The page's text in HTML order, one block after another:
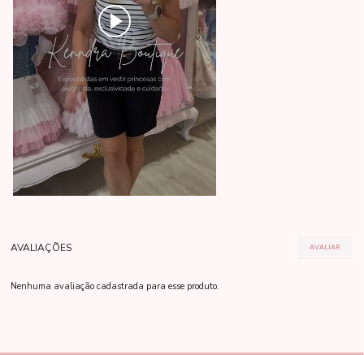
Nenhuma avaliação cadastrada para esse produto.